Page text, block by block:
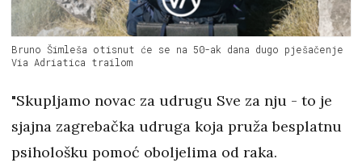
Bruno Šimleša otisnut će se na 50-ak dana dugo pješačenje
Via Adriatica trailom
"Skupljamo novac za udrugu Sve za nju - to je
sjajna zagrebačka udruga koja pruža besplatnu
psihološku pomoć oboljelima od raka.